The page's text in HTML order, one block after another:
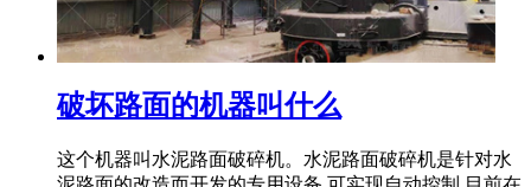
破坏路面的机器叫什么
这个机器叫水泥路面破碎机。水泥路面破碎机是针对水